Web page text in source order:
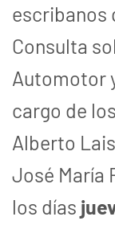
escribanos
Consulta
Automotor
cargo de
Alberto
José María
los días